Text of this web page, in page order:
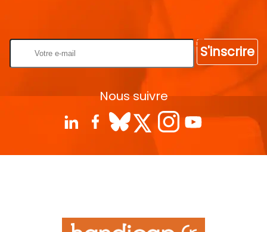
S'inscrire
Nous suivre